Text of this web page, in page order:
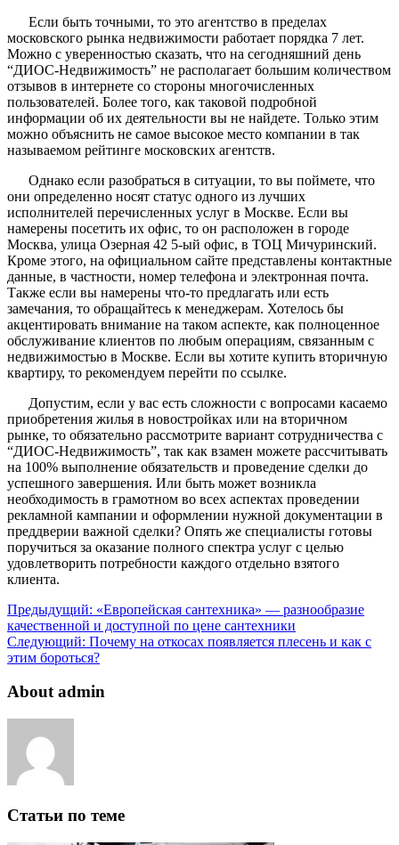
Если быть точными, то это агентство в пределах
московского рынка недвижимости работает порядка 7 лет.
Можно с уверенностью сказать, что на сегодняшний день
“ДИОС-Недвижимость” не располагает большим количеством
отзывов в интернете со стороны многочисленных
пользователей. Более того, как таковой подробной
информации об их деятельности вы не найдете. Только этим
можно объяснить не самое высокое место компании в так
называемом рейтинге московских агентств.
Однако если разобраться в ситуации, то вы поймете, что
они определенно носят статус одного из лучших
исполнителей перечисленных услуг в Москве. Если вы
намерены посетить их офис, то он расположен в городе
Москва, улица Озерная 42 5-ый офис, в ТОЦ Мичуринский.
Кроме этого, на официальном сайте представлены контактные
данные, в частности, номер телефона и электронная почта.
Также если вы намерены что-то предлагать или есть
замечания, то обращайтесь к менеджерам. Хотелось бы
акцентировать внимание на таком аспекте, как полноценное
обслуживание клиентов по любым операциям, связанным с
недвижимостью в Москве. Если вы хотите купить вторичную
квартиру, то рекомендуем перейти по ссылке.
Допустим, если у вас есть сложности с вопросами касаемо
приобретения жилья в новостройках или на вторичном
рынке, то обязательно рассмотрите вариант сотрудничества с
“ДИОС-Недвижимость”, так как взамен можете рассчитывать
на 100% выполнение обязательств и проведение сделки до
успешного завершения. Или быть может возникла
необходимость в грамотном во всех аспектах проведении
рекламной кампании и оформлении нужной документации в
преддверии важной сделки? Опять же специалисты готовы
поручиться за оказание полного спектра услуг с целью
удовлетворить потребности каждого отдельно взятого
клиента.
Предыдущий: «Европейская сантехника» — разнообразие
качественной и доступной по цене сантехники
Следующий: Почему на откосах появляется плесень и как с
этим бороться?
About admin
Статьи по теме